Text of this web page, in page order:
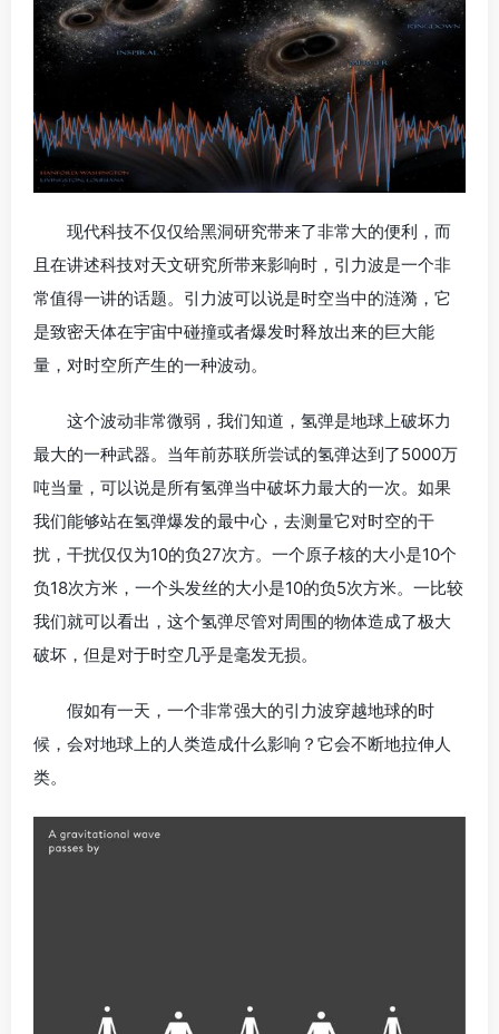
现代科技不仅仅给黑洞研究带来了非常大的便利，而
且在讲述科技对天文研究所带来影响时，引力波是一个非
常值得一讲的话题。引力波可以说是时空当中的涟漪，它
是致密天体在宇宙中碰撞或者爆发时释放出来的巨大能
量，对时空所产生的一种波动。
这个波动非常微弱，我们知道，氢弹是地球上破坏力
最大的一种武器。当年前苏联所尝试的氢弹达到了5000万
吨当量，可以说是所有氢弹当中破坏力最大的一次。如果
我们能够站在氢弹爆发的最中心，去测量它对时空的干
扰，干扰仅仅为10的负27次方。一个原子核的大小是10个
负18次方米，一个头发丝的大小是10的负5次方米。一比较
我们就可以看出，这个氢弹尽管对周围的物体造成了极大
破坏，但是对于时空几乎是毫发无损。
假如有一天，一个非常强大的引力波穿越地球的时
候，会对地球上的人类造成什么影响？它会不断地拉伸人
类。